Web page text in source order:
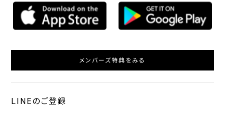
メンバーズ特典をみる
LINEのご登録